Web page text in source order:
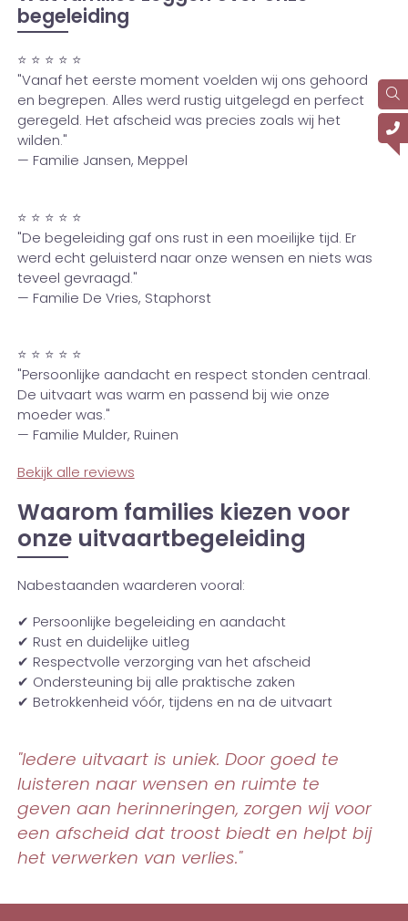
begeleiding
⭐ ⭐ ⭐ ⭐ ⭐
"Vanaf het eerste moment voelden wij ons gehoord
en begrepen. Alles werd rustig uitgelegd en perfect
geregeld. Het afscheid was precies zoals wij het
wilden."
— Familie Jansen, Meppel
⭐ ⭐ ⭐ ⭐ ⭐
"De begeleiding gaf ons rust in een moeilijke tijd. Er
werd echt geluisterd naar onze wensen en niets was
teveel gevraagd."
— Familie De Vries, Staphorst
⭐ ⭐ ⭐ ⭐ ⭐
"Persoonlijke aandacht en respect stonden centraal.
De uitvaart was warm en passend bij wie onze
moeder was."
— Familie Mulder, Ruinen
Bekijk alle reviews
Waarom families kiezen voor
onze uitvaartbegeleiding
Nabestaanden waarderen vooral:
✔ Persoonlijke begeleiding en aandacht
✔ Rust en duidelijke uitleg
✔ Respectvolle verzorging van het afscheid
✔ Ondersteuning bij alle praktische zaken
✔ Betrokkenheid vóór, tijdens en na de uitvaart
"Iedere uitvaart is uniek. Door goed te
luisteren naar wensen en ruimte te
geven aan herinneringen, zorgen wij voor
een afscheid dat troost biedt en helpt bij
het verwerken van verlies."